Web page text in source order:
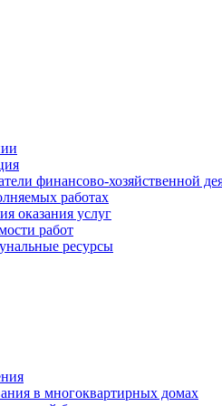
финансово-хозяйственной
работах
оказания услуг
работ
ресурсы
в многоквартирных домах